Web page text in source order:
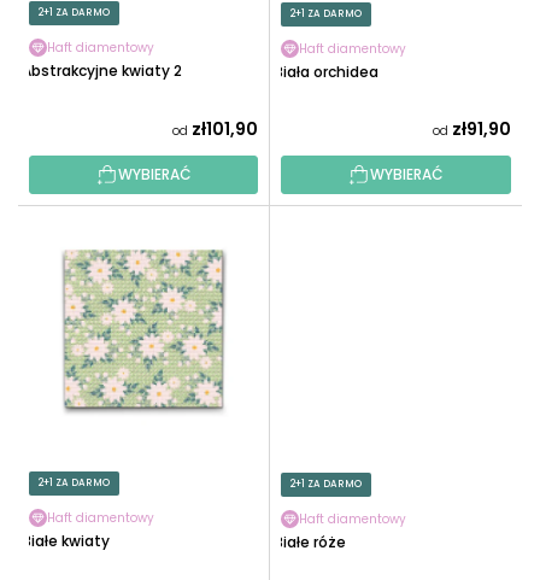
D
U
K
U
K
T
2+1 ZA DARMO
Haft diamentowy
Abstrakcyjne kwiaty 2
od zł101,90
WYBIERAĆ
2+1 ZA DARMO
Haft diamentowy
Biała orchidea
od zł91,90
WYBIERAĆ
2+1 ZA DARMO
Haft diamentowy
Białe kwiaty
2+1 ZA DARMO
Haft diamentowy
Białe róże